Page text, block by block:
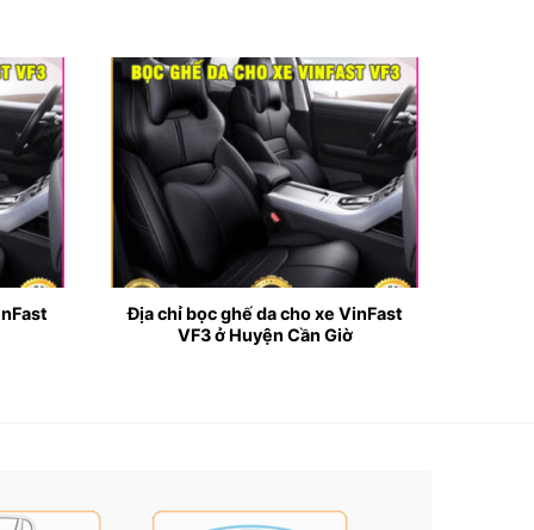
Địa chỉ bọc ghế da cho xe VinFast
VF3 ở Huyện Cần Giờ